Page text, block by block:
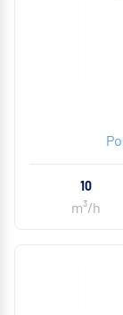
10
m³/h